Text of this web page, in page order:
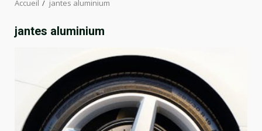
Accueil jantes aluminium
jantes aluminium